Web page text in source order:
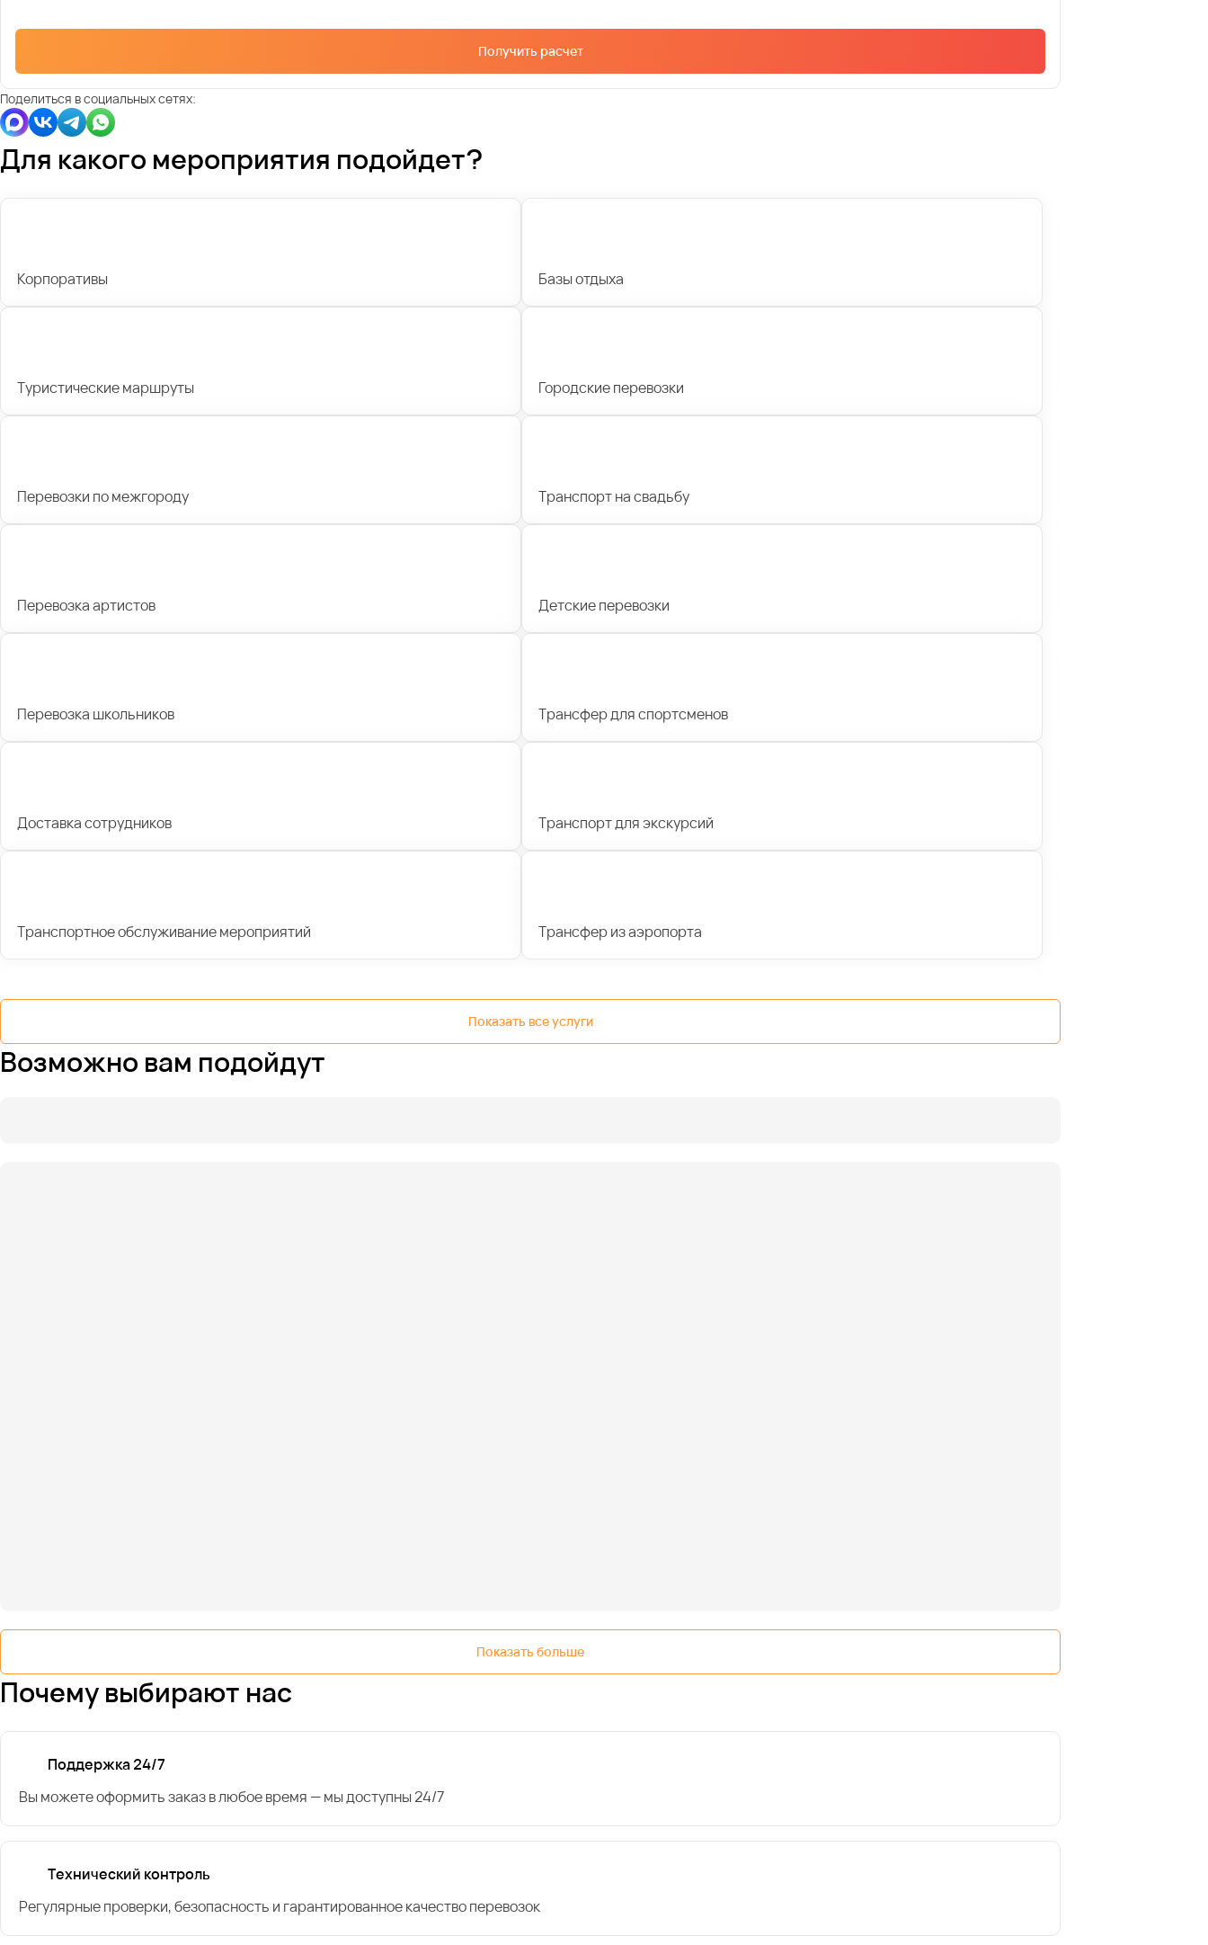
Получить расчет
Поделиться в социальных сетях:
Для какого мероприятия подойдет?
Корпоративы Базы отдыха
Туристические маршруты Городские перевозки
Перевозки по межгороду Транспорт на свадьбу
Перевозка артистов Детские перевозки
Перевозка школьников Трансфер для спортсменов
Доставка сотрудников Транспорт для экскурсий
Транспортное обслуживание мероприятий Трансфер из аэропорта
Показать все услуги
Возможно вам подойдут
Показать больше
Почему выбирают нас
Поддержка 24/7
Вы можете оформить заказ в любое время — мы доступны 24/7
Технический контроль
Регулярные проверки, безопасность и гарантированное качество перевозок